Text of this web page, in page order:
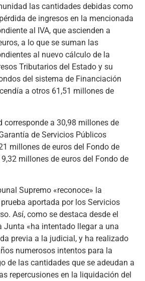
las cantidades debidas como
de ingresos en la mencionada
al IVA, que ascienden a
a lo que se suman las
al nuevo cálculo de la
Tributarios del Estado y su
del sistema de Financiación
a otros 61,51 millones de
corresponde a 30,98 millones de
de Servicios Públicos
millones de euros del Fondo de
millones de euros del Fondo de
Supremo «reconoce» la
aportada por los Servicios
Así, como se destaca desde el
Junta «ha intentado llegar a una
previa a la judicial, y ha realizado
numerosos intentos para la
de las cantidades que se adeudan a
repercusiones en la liquidación del